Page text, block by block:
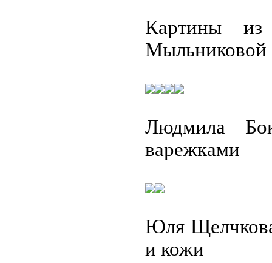
Картины
Мыльниковой
Людмила
варежками
Юля
и кожи